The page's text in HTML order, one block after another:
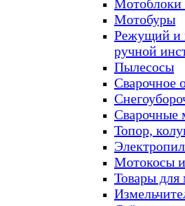
Мотоблоки
Мотобуры
Режущий и
ручной
Пылесосы
Сварочное
Сварочные
Топор,
Мотокосы
Товары для